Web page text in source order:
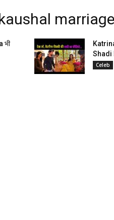
marriage
भी
Shadi
Celeb